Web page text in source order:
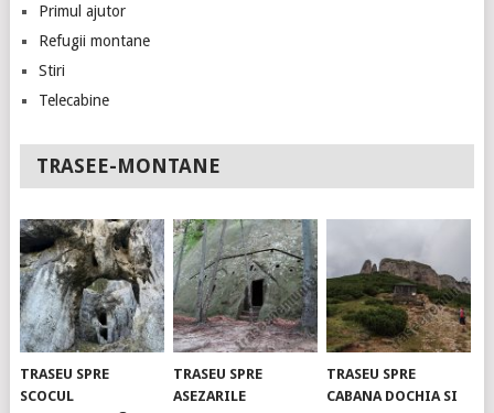
Primul ajutor
Refugii montane
Stiri
Telecabine
TRASEE-MONTANE
TRASEU SPRE
SCOCUL
TRASEU SPRE
ASEZARILE
TRASEU SPRE
CABANA DOCHIA SI